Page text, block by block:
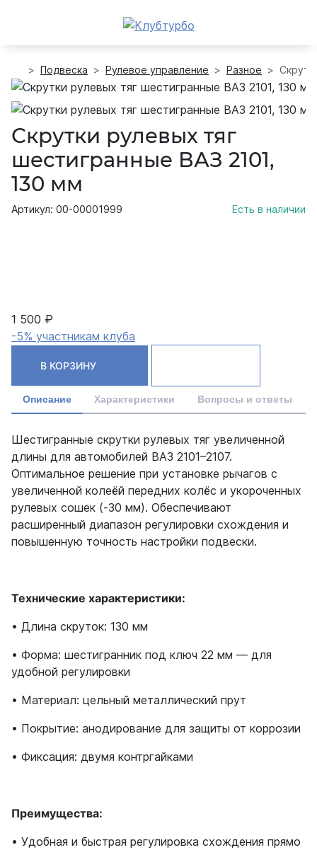
Подвеска Рулевое управление Разное
Скрутки рулевых тяг
шестигранные ВАЗ 2101,
130 мм
Артикул: 00-00001999 Есть в наличии
1 500 ₽
-5% участникам клуба
В КОРЗИНУ
Описание Характеристики Вопросы и ответы
Шестигранные скрутки рулевых тяг увеличенной
длины для автомобилей ВАЗ 2101–2107.
Оптимальное решение при установке рычагов с
увеличенной колеёй передних колёс и укороченных
рулевых сошек (-30 мм). Обеспечивают
расширенный диапазон регулировки схождения и
повышенную точность настройки подвески.
Технические характеристики:
• Длина скруток: 130 мм
• Форма: шестигранник под ключ 22 мм — для
удобной регулировки
• Материал: цельный металлический прут
• Покрытие: анодирование для защиты от коррозии
• Фиксация: двумя контргайками
Преимущества:
• Удобная и быстрая регулировка схождения прямо